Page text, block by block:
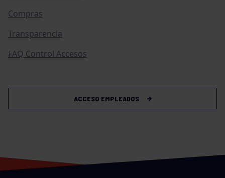
Compras
Transparencia
FAQ Control Accesos
ACCESO EMPLEADOS